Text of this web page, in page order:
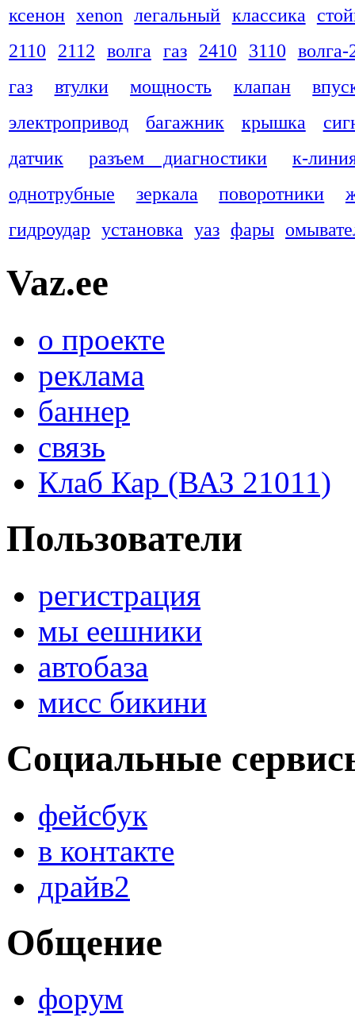
ксенон xenon легальный классика
2110
2112 волга газ 2410 3110 волга-
газ
втулки мощность клапан
электропривод
багажник крышка
датчик
разъем диагностики
к-
однотрубные
зеркала поворотники
гидроудар установка уаз фары
Vaz.ee
о проекте
реклама
баннер
связь
Клаб Кар (ВАЗ 21011)
Пользователи
регистрация
мы еешники
автобаза
мисс бикини
Социальные
фейсбук
в контакте
драйв2
Общение
форум